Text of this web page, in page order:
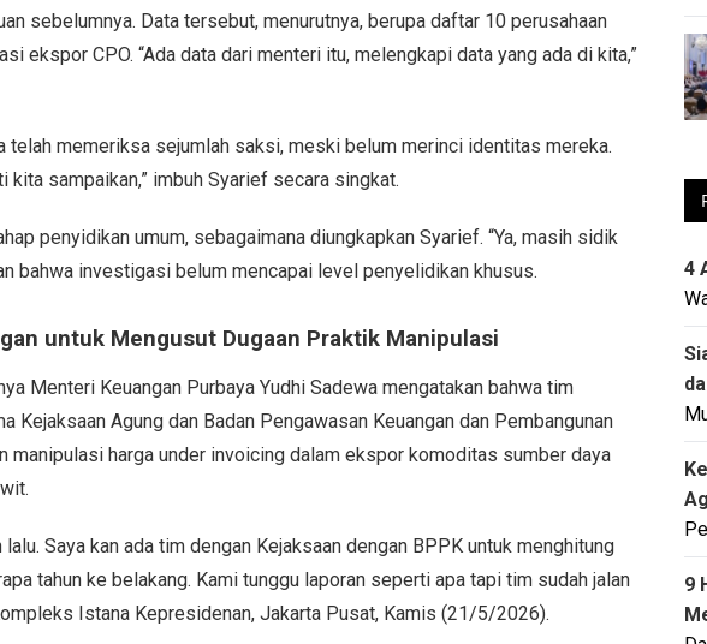
sebelumnya. Data tersebut, menurutnya, berupa daftar 10 perusahaan
ekspor CPO. “Ada data dari menteri itu, melengkapi data yang ada di kita,”
telah memeriksa sejumlah saksi, meski belum merinci identitas mereka.
kita sampaikan,” imbuh Syarief secara singkat.
penyidikan umum, sebagaimana diungkapkan Syarief. “Ya, masih sidik
bahwa investigasi belum mencapai level penyelidikan khusus.
untuk Mengusut Dugaan Praktik Manipulasi
Menteri Keuangan Purbaya Yudhi Sadewa mengatakan bahwa tim
Kejaksaan Agung dan Badan Pengawasan Keuangan dan Pembangunan
manipulasi harga under invoicing dalam ekspor komoditas sumber daya
Saya kan ada tim dengan Kejaksaan dengan BPPK untuk menghitung
tahun ke belakang. Kami tunggu laporan seperti apa tapi tim sudah jalan
Istana Kepresidenan, Jakarta Pusat, Kamis (21/5/2026).
4
9